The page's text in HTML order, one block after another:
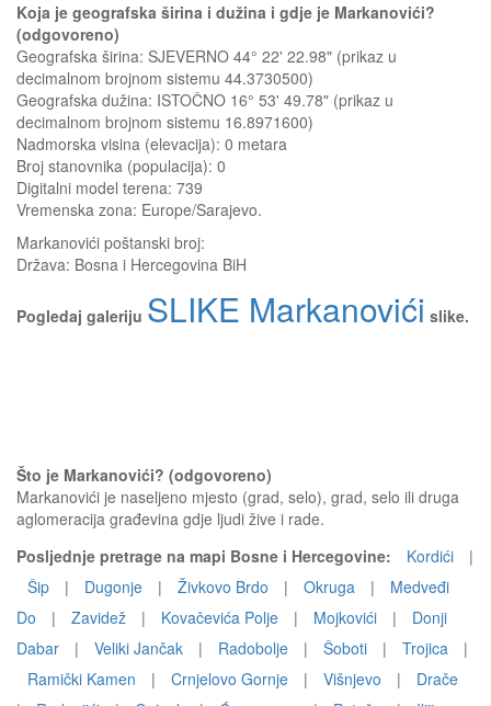
Koja je geografska širina i dužina i gdje je Markanovići?
(odgovoreno)
Geografska širina: SJEVERNO 44° 22' 22.98" (prikaz u
decimalnom brojnom sistemu 44.3730500)
Geografska dužina: ISTOČNO 16° 53' 49.78" (prikaz u
decimalnom brojnom sistemu 16.8971600)
Nadmorska visina (elevacija): 0 metara
Broj stanovnika (populacija): 0
Digitalni model terena: 739
Vremenska zona: Europe/Sarajevo.
Markanovići poštanski broj:
Država: Bosna i Hercegovina BiH
Pogledaj galeriju SLIKE Markanovići slike.
Što je Markanovići? (odgovoreno)
Markanovići je naseljeno mjesto (grad, selo), grad, selo ili druga
aglomeracija građevina gdje ljudi žive i rade.
Posljednje pretrage na mapi Bosne i Hercegovine:
Kordići
|
Šip
| Dugonje | Živkovo Brdo | Okruga |
Medveđi
Do
| Zavidež | Kovačevića Polje | Mojkovići |
Donji
Dabar
| Veliki Jančak | Radobolje | Šoboti | Trojica
|
Ramički Kamen
| Crnjelovo Gornje | Višnjevo |
Drače